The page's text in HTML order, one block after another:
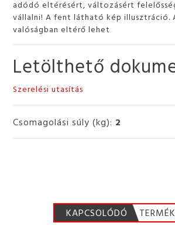
adódó eltérésért, változásért
vállalni! A fent látható kép illusztráció.
valóságban eltérő lehet
Letölthető
Szerelési utasítás
Csomagolási súly (kg): 2
KAPCSOLÓDÓ